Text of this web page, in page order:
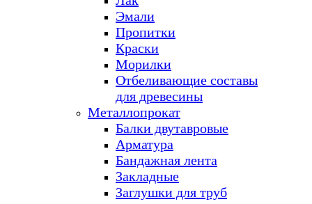
Эмали
Пропитки
Краски
Морилки
Отбеливающие составы
для древесины
Металлопрокат
Балки двутавровые
Арматура
Бандажная лента
Закладные
Заглушки для труб